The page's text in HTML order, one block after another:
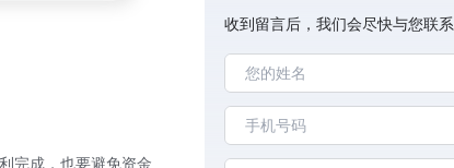
完成，也要避免资金
收到留言后，我们会尽快与您联系